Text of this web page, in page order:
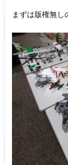
まずは版権無し